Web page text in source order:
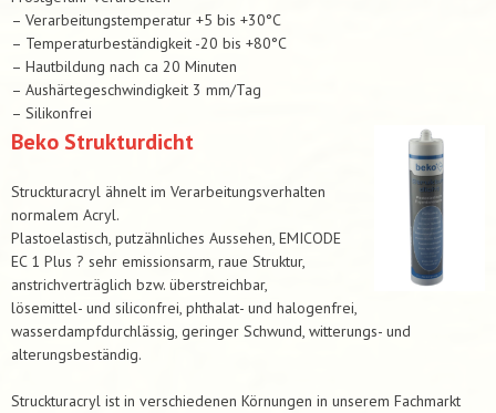
– Verarbeitungstemperatur +5 bis +30°C
– Temperaturbeständigkeit -20 bis +80°C
– Hautbildung nach ca 20 Minuten
– Aushärtegeschwindigkeit 3 mm/Tag
– Silikonfrei
Beko Strukturdicht
Struckturacryl ähnelt im Verarbeitungsverhalten
normalem Acryl.
Plastoelastisch, putzähnliches Aussehen, EMICODE
EC 1 Plus ? sehr emissionsarm, raue Struktur,
anstrichverträglich bzw. überstreichbar,
lösemittel- und siliconfrei, phthalat- und halogenfrei,
wasserdampfdurchlässig, geringer Schwund, witterungs- und
alterungsbeständig.
Struckturacryl ist in verschiedenen Körnungen in unserem Fachmarkt